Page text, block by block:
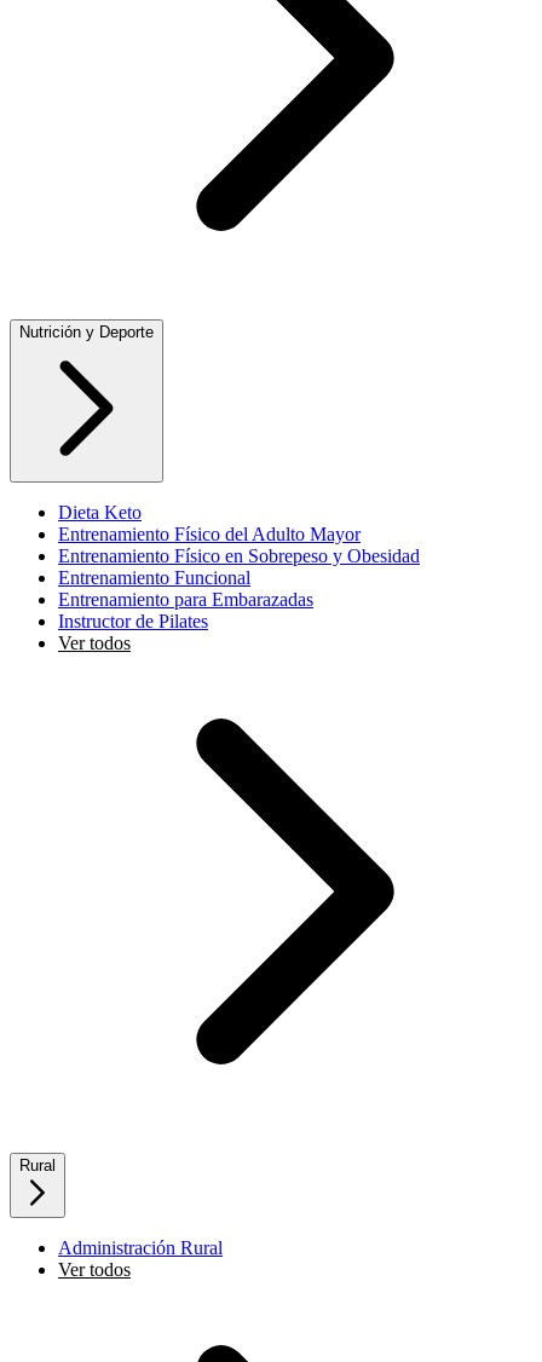
Nutrición y Deporte
Dieta Keto
Entrenamiento Físico del Adulto Mayor
Entrenamiento Físico en Sobrepeso y Obesidad
Entrenamiento Funcional
Entrenamiento para Embarazadas
Instructor de Pilates
Ver todos
Rural
Administración Rural
Ver todos